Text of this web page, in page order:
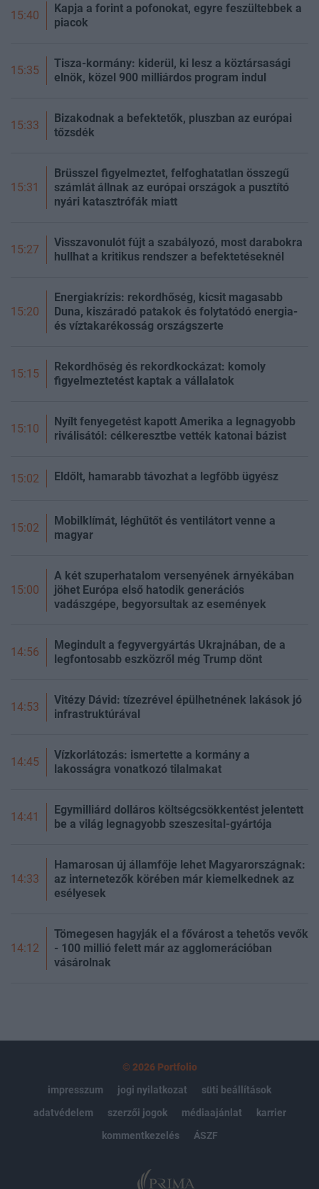
15:40
Kapja a forint a pofonokat, egyre feszültebbek a
piacok
15:35
Tisza-kormány: kiderül, ki lesz a köztársasági
elnök, közel 900 milliárdos program indul
15:33
Bizakodnak a befektetők, pluszban az európai
tőzsdék
15:31
Brüsszel figyelmeztet, felfoghatatlan összegű
számlát állnak az európai országok a pusztító
nyári katasztrófák miatt
15:27
Visszavonulót fújt a szabályozó, most darabokra
hullhat a kritikus rendszer a befektetéseknél
15:20
Energiakrízis: rekordhőség, kicsit magasabb
Duna, kiszáradó patakok és folytatódó energia-
és víztakarékosság országszerte
15:15
Rekordhőség és rekordkockázat: komoly
figyelmeztetést kaptak a vállalatok
15:10
Nyílt fenyegetést kapott Amerika a legnagyobb
riválisától: célkeresztbe vették katonai bázist
15:02 Eldőlt, hamarabb távozhat a legfőbb ügyész
15:02
Mobilklímát, léghűtőt és ventilátort venne a
magyar
15:00
A két szuperhatalom versenyének árnyékában
jöhet Európa első hatodik generációs
vadászgépe, begyorsultak az események
14:56
Megindult a fegyvergyártás Ukrajnában, de a
legfontosabb eszközről még Trump dönt
14:53
Vitézy Dávid: tízezrével épülhetnének lakások jó
infrastruktúrával
14:45
Vízkorlátozás: ismertette a kormány a
lakosságra vonatkozó tilalmakat
14:41
Egymilliárd dolláros költségcsökkentést jelentett
be a világ legnagyobb szeszesital-gyártója
14:33
Hamarosan új államfője lehet Magyarországnak:
az internetezők körében már kiemelkednek az
esélyesek
14:12
Tömegesen hagyják el a fővárost a tehetős vevők
- 100 millió felett már az agglomerációban
vásárolnak
© 2026 Portfolio
impresszum
jogi nyilatkozat
süti beállítások
adatvédelem
szerzői jogok médiaajánlat
karrier
kommentkezelés
ÁSZF